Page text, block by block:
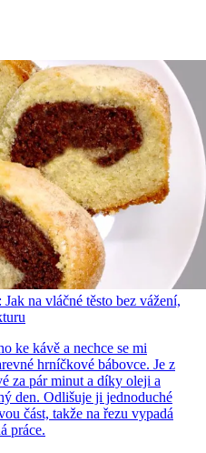
na vláčné těsto bez vážení,
ke kávě a nechce se mi
hrníčkové bábovce. Je z
za pár minut a díky oleji a
den. Odlišuje ji jednoduché
část, takže na řezu vypadá
práce.